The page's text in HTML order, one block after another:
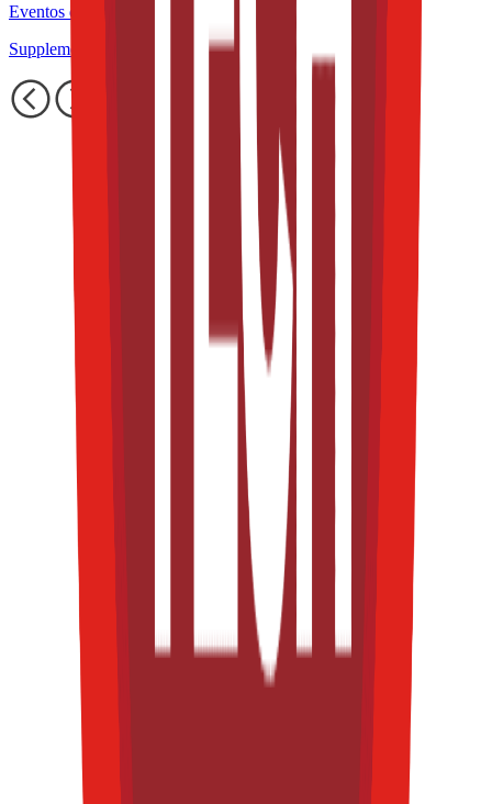
Eventos de la industria pasados
Supplements & Nutrition Congress at TFT S&E 2025